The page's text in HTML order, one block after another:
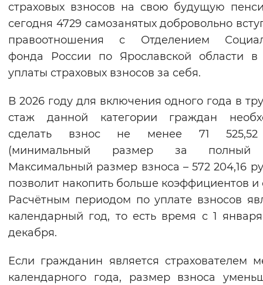
Синий фон
Изображения
Включены Выключены
Воспроизвести Остановить
Вернуть стандартные настройки
страховых взносов на свою будущую
сегодня 4729 самозанятых добровольно
правоотношения с Отделением
фонда России по Ярославской области в
уплаты страховых взносов за себя.
В 2026 году для включения одного года в
стаж данной категории граждан
сделать взнос не менее 71
(минимальный размер за полный
Максимальный размер взноса – 572 204,16
позволит накопить больше коэффициентов и
Расчётным периодом по уплате взносов
календарный год, то есть время с 1
декабря.
Если гражданин является страхователем
календарного года, размер взноса